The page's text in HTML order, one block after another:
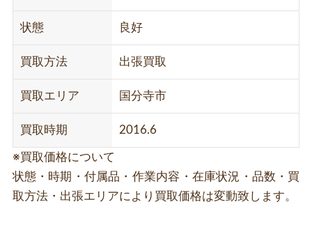
状態 良好
買取方法 出張買取
買取エリア 国分寺市
買取時期 2016.6
※買取価格について
状態・時期・付属品・作業内容・在庫状況・品数・買
取方法・出張エリアにより買取価格は変動致します。